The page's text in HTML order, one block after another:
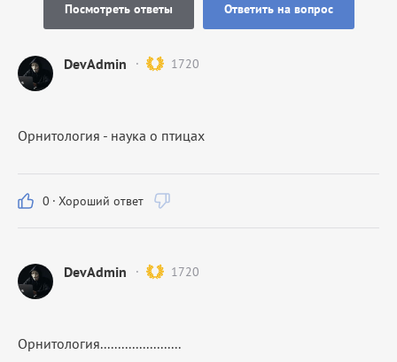
Посмотреть ответы Ответить на вопрос
DevAdmin 1720
Орнитология - наука о птицах
0 · Хороший ответ
DevAdmin 1720
Орнитология.......................